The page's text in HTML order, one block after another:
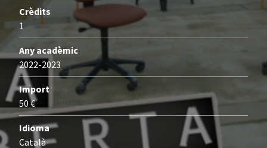
Crèdits
1
Any acadèmic
2022-2023
Import
50 €
Idioma
Català